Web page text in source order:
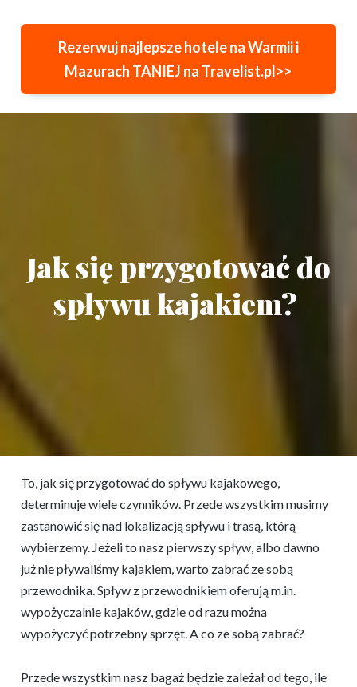
Rezerwuj najlepsze hotele na Warmii i
Mazurach TANIEJ na Travelist.pl>>
Jak się przygotować do
spływu kajakiem?
To, jak się przygotować do spływu kajakowego,
determinuje wiele czynników. Przede wszystkim musimy
zastanowić się nad lokalizacją spływu i trasą, którą
wybierzemy. Jeżeli to nasz pierwszy spływ, albo dawno
już nie pływaliśmy kajakiem, warto zabrać ze sobą
przewodnika. Spływ z przewodnikiem oferują m.in.
wypożyczalnie kajaków, gdzie od razu można
wypożyczyć potrzebny sprzęt. A co ze sobą zabrać?
Przede wszystkim nasz bagaż będzie zależał od tego, ile